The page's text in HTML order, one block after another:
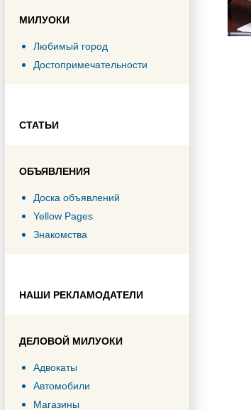
МИЛУОКИ
Любимый город
Достопримечательности
СТАТЬИ
ОБЪЯВЛЕНИЯ
Доска объявлений
Yellow Pages
Знакомства
НАШИ РЕКЛАМОДАТЕЛИ
ДЕЛОВОЙ МИЛУОКИ
Адвокаты
Автомобили
Магазины